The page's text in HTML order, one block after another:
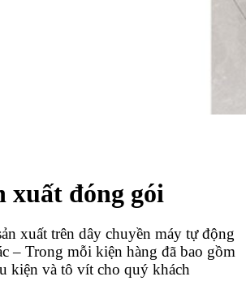
xuất đóng gói
xuất trên dây chuyền máy tự động
– Trong mỗi kiện hàng đã bao gồm
kiện và tô vít cho quý khách